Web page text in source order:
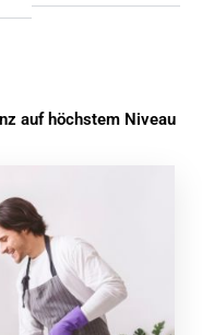
auf höchstem Niveau